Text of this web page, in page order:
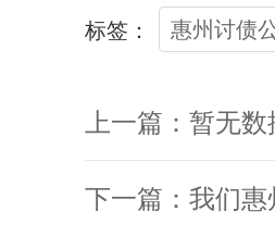
标签： 惠州讨债
上一篇：暂无数
下一篇：我们